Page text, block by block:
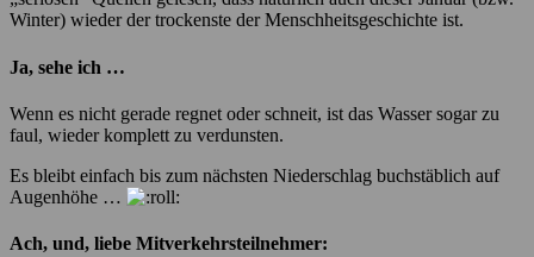
Winter) wieder der trockenste der Menschheitsgeschichte ist.
Ja, sehe ich …
Wenn es nicht gerade regnet oder schneit, ist das Wasser sogar zu
faul, wieder komplett zu verdunsten.
Es bleibt einfach bis zum nächsten Niederschlag buchstäblich auf
Augenhöhe …
Ach, und, liebe Mitverkehrsteilnehmer: